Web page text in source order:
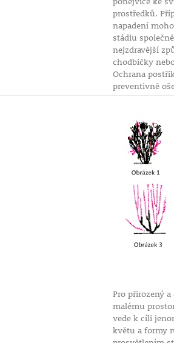
pro udržení vlhkosti a
mrazy v otevřených polohách
chladnějších oblastech
jako okrasný prvek
s rododendrony a azalkami
zahrad díky kompaktnímu
půdu (např. přidáním rašeliny
místo bez silného větru
a méně obvyklou
během kvetení, tak i nádherným
prostředků.
napadení
stádiu
nejzdravější
chodbičky
Ochrana
preventivně
Pro přirozený
malému
vede k cíli
květu a formy